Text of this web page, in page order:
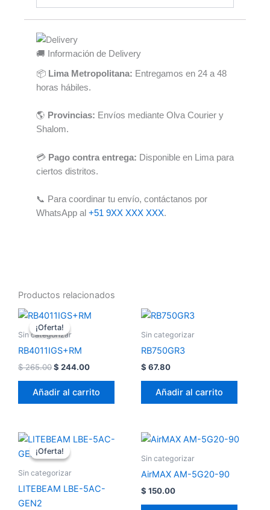
🚚 Información de Delivery
📦 Lima Metropolitana: Entregamos en 24 a 48
horas hábiles.
🌎 Provincias: Envíos mediante Olva Courier y
Shalom.
💳 Pago contra entrega: Disponible en Lima para
ciertos distritos.
📞 Para coordinar tu envío, contáctanos por
WhatsApp al +51 9XX XXX XXX.
Productos relacionados
¡Oferta!
¡Oferta!
Sin categorizar
RB4011IGS+RM
$265.00
El
precio
original
$ 265.00.
$ 244.00
El
Añadir al carrito
Sin categorizar
RB750GR3
$ 67.80
Añadir al carrito
¡Oferta!
¡Oferta!
Sin categorizar
LITEBEAM LBE-5AC-
GEN2
El
precio
original
$ 73.00.
El
Sin categorizar
AirMAX AM-5G20-90
$ 150.00